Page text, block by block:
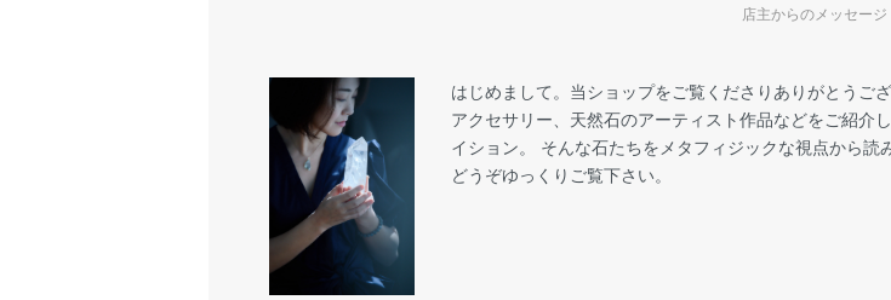
店主からのメッセージ
はじめまして。当ショップをご覧くださりありがとうご
アクセサリー、天然石のアーティスト作品などをご紹介
イション。 そんな石たちをメタフィジックな視点から読
どうぞゆっくりご覧下さい。